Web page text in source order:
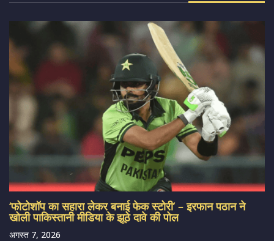
‘फोटोशॉप का सहारा लेकर बनाई फेक स्टोरी’ – इरफान पठान ने
खोली पाकिस्तानी मीडिया के झूठे दावे की पोल
अगस्त 7, 2026